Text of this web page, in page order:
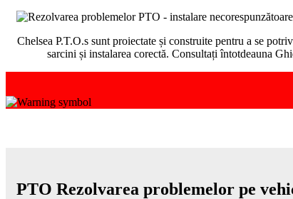
Chelsea P.T.O.s sunt proiectate și construite pentru a se
sarcini și instalarea corectă. Consultați întotdeauna
PTO Rezolvarea problemelor pe